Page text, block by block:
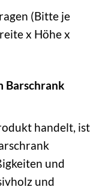
(Bitte je
x Höhe x
Barschrank
handelt, ist
und
und